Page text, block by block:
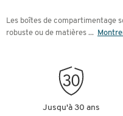
Les boîtes de compartimentage
robuste ou de matières ...
Jusqu'à 30 ans